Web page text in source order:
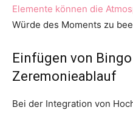
Elemente können die
Würde des Moments zu
Einfügen von
Zeremonieablauf
Bei der Integration von